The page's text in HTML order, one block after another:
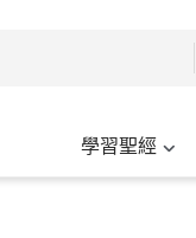
學習聖經